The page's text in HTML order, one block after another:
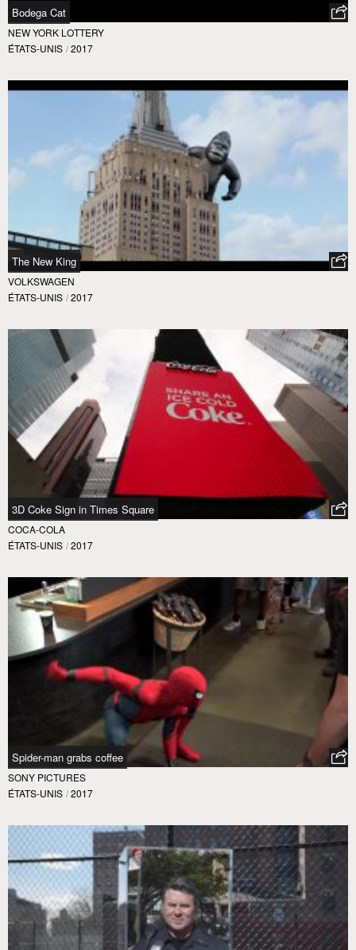
Bodega Cat
NEW YORK LOTTERY
ÉTATS-UNIS / 2017
The New King
VOLKSWAGEN
ÉTATS-UNIS / 2017
3D Coke Sign in Times Square
COCA-COLA
ÉTATS-UNIS / 2017
Spider-man grabs coffee
SONY PICTURES
ÉTATS-UNIS / 2017